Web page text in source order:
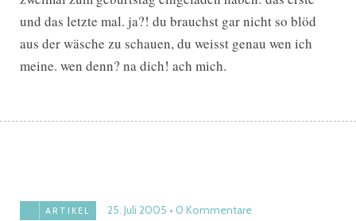
und das letzte mal. ja?! du brauchst gar nicht so blöd
aus der wäsche zu schauen, du weisst genau wen ich
meine. wen denn? na dich! ach mich.
ARTIKEL 25. Juli 2005 0 Kommentare